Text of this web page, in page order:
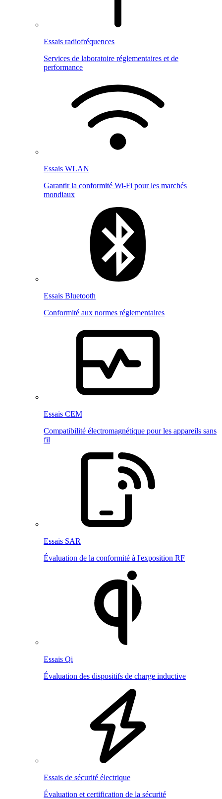
Essais radiofréquences
Services de laboratoire réglementaires et de
performance
Essais WLAN
Garantir la conformité Wi-Fi pour les marchés
mondiaux
Essais Bluetooth
Conformité aux normes réglementaires
Essais CEM
Compatibilité électromagnétique pour les appareils sans
fil
Essais SAR
Évaluation de la conformité à l'exposition RF
Essais Qi
Évaluation des dispositifs de charge inductive
Essais de sécurité électrique
Évaluation et certification de la sécurité